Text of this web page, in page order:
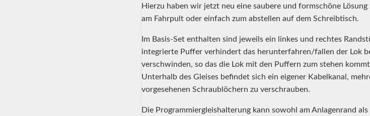
Hierzu haben wir jetzt neu eine saubere und formschöne
am Fahrpult oder einfach zum abstellen auf dem Schreibtisch.
Im Basis-Set enthalten sind jeweils ein linkes und rechtes
integrierte Puffer verhindert das herunterfahren/fallen der Lok
verschwinden, so das die Lok mit den Puffern zum stehen
Unterhalb des Gleises befindet sich ein eigener Kabelkanal,
vorgesehenen Schraublöchern zu verschrauben.
Die Programmiergleishalterung kann sowohl am Anlagenrand